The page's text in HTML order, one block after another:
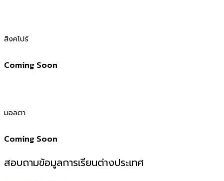
สิงคโปร์​
Coming Soon
มอลตา​
Coming Soon
สอบถามข้อมูลการเรียนต่างประเทศ